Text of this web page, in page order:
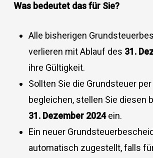
Was bedeutet das für Sie?
Alle bisherigen
verlieren mit Ablauf des 31.
ihre Gültigkeit.
Sollten Sie die Grundsteuer
begleichen, stellen Sie diesen
31. Dezember 2024ein.
Ein neuer
automatisch zugestellt, falls